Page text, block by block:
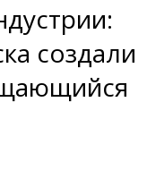
создали